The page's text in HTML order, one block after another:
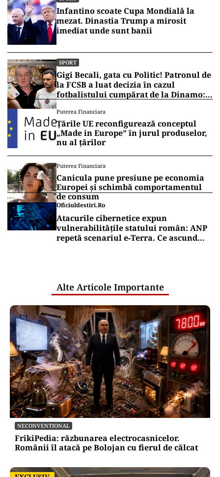
Infantino scoate Cupa Mondială la
mezat. Dinastia Trump a mirosit
imediat unde sunt banii
SPORT
Gigi Becali, gata cu Politic! Patronul de
la FCSB a luat decizia în cazul
fotbalistului cumpărat de la Dinamo:
Puterea Financiara
Țările UE reconfigurează conceptul
„Made in Europe” în jurul produselor,
nu al țărilor
Puterea Financiara
Canicula pune presiune pe economia
Europei și schimbă comportamentul
de consum
Oficiuldestiri.ro
Atacurile cibernetice expun
vulnerabilitățile statului român: ANP
repetă scenariul e‑Terra. Ce ascund
Alte Articole Importante
NECONVENTIONAL
FrikiPedia: răzbunarea electrocasnicelor.
Românii îl atacă pe Bolojan cu fierul de călcat